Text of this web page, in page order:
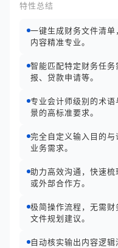
特性总结
一键生成财务文件清
内容精准专业。
智能匹配特定财务任
报、贷款申请等。
专业会计师级别的术
景的高标准要求。
完全自定义输入目的
业务需求。
助力高效沟通，快速
或外部合作方。
极简操作流程，无需
文件规划建议。
自动核实输出内容逻